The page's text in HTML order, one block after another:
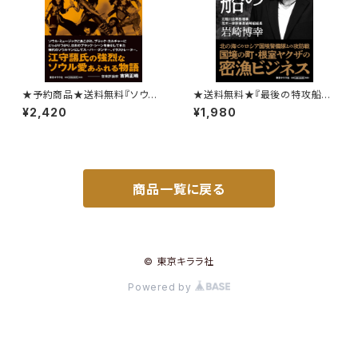
★予約商品★送料無料『ソウル・
ブラザーズ ディスコの創成期
を支えた人たち』江守藹
¥2,420
★送料無料★『最後の特攻船』
岩崎博幸
¥1,980
商品一覧に戻る
© 東京キララ社
Powered by